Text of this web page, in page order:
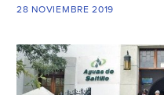
28 NOVIEMBRE 2019